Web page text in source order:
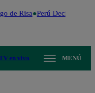
de Risa Perú Decide 2026
en vivo MENÚ